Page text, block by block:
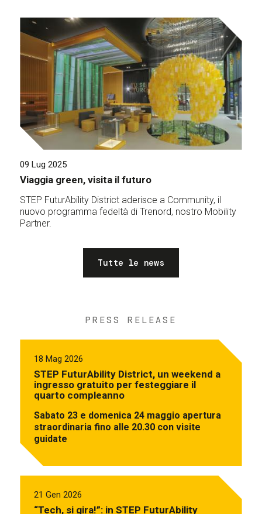
09 Lug 2025
Viaggia green, visita il futuro
STEP FuturAbility District aderisce a Community, il
nuovo programma fedeltà di Trenord, nostro Mobility
Partner.
Tutte le news
PRESS RELEASE
18 Mag 2026
STEP FuturAbility District, un weekend a
ingresso gratuito per festeggiare il
quarto compleanno
Sabato 23 e domenica 24 maggio apertura
straordinaria fino alle 20.30 con visite
guidate
21 Gen 2026
“Tech, si gira!”: in STEP FuturAbility